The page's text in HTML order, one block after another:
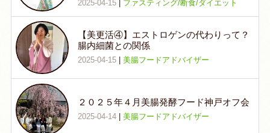
2025-04-15| ファスティング/断食/ダイエット
【美更活④】エストロゲンの代わりって？
腸内細菌との関係
2025-04-15| 美腸フードアドバイザー
２０２５年４月美腸発酵フード神戸オフ会
2025-04-14| 美腸フードアドバイザー